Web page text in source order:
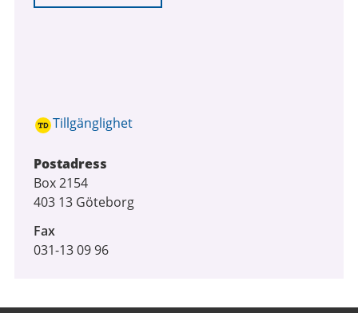
Tillgänglighet
Postadress
Box 2154
403 13 Göteborg
Fax
031-13 09 96